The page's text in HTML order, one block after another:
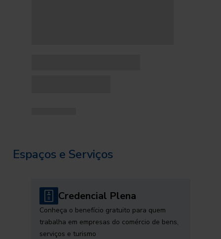
Espaços e Serviços
Credencial Plena
Conheça o benefício gratuito para quem
trabalha em empresas do comércio de bens,
serviços e turismo